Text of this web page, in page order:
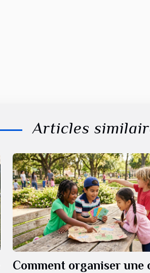
Articles
Comment organiser une